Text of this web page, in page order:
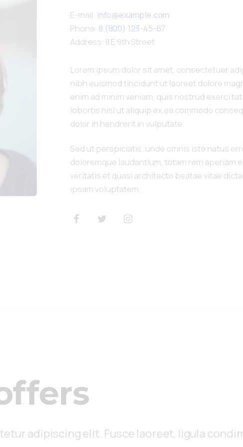
E-mail: info@example.com
Phone: 8 (800) 123-45-67
Address: 8 E 9th Street
Lorem ipsum dolor sit amet, consectetuer
nibh euismod tincidunt ut laoreet dolore
enim ad minim veniam, quis nostrud exerci
lobortis nisl ut aliquip ex ea commodo
dolor in hendrerit in vulputate.
Sed ut perspiciatis, unde omnis iste natus
doloremque laudantium, totam rem aperiam
veritatis et quasi architecto beatae vitae
ipsam voluptatem.
adipiscing elit. Fusce laoreet, ligula